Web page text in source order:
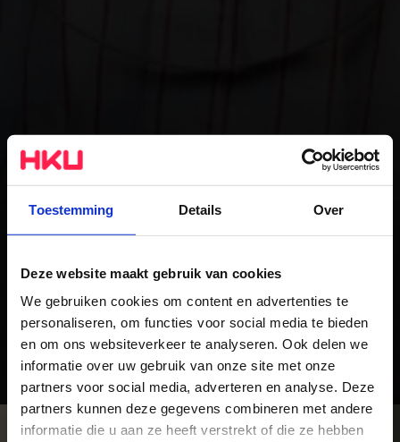
Toestemming Details Over
Deze website maakt gebruik van cookies
We gebruiken cookies om content en advertenties te
personaliseren, om functies voor social media te bieden
en om ons websiteverkeer te analyseren. Ook delen we
informatie over uw gebruik van onze site met onze
partners voor social media, adverteren en analyse. Deze
partners kunnen deze gegevens combineren met andere
informatie die u aan ze heeft verstrekt of die ze hebben
Open Dag HKU